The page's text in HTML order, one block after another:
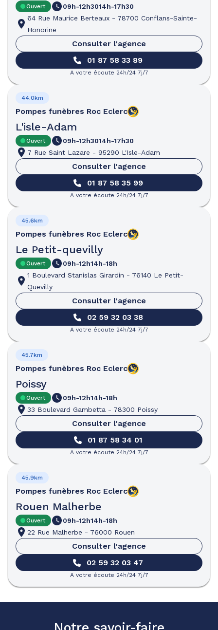
Ouvert 09h-12h3014h-17h30
64 Rue Maurice Berteaux - 78700 Conflans-Sainte-
Honorine
Consulter l'agence
01 87 58 33 89
A votre écoute 24h/24 7j/7
Pompes funèbres Roc Eclerc
L'isle-Adam
44.0km
Ouvert 09h-12h3014h-17h30
7 Rue Saint Lazare - 95290 L'Isle-Adam
Consulter l'agence
01 87 58 35 99
A votre écoute 24h/24 7j/7
Pompes funèbres Roc Eclerc
Le Petit-quevilly
45.6km
Ouvert 09h-12h14h-18h
1 Boulevard Stanislas Girardin - 76140 Le Petit-
Quevilly
Consulter l'agence
02 59 32 03 38
A votre écoute 24h/24 7j/7
Pompes funèbres Roc Eclerc
Poissy
45.7km
Ouvert 09h-12h14h-18h
33 Boulevard Gambetta - 78300 Poissy
Consulter l'agence
01 87 58 34 01
A votre écoute 24h/24 7j/7
Pompes funèbres Roc Eclerc
Rouen Malherbe
45.9km
Ouvert 09h-12h14h-18h
22 Rue Malherbe - 76000 Rouen
Consulter l'agence
02 59 32 03 47
A votre écoute 24h/24 7j/7